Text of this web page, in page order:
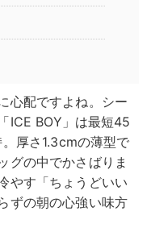
心配ですよね。シー
ICE BOY」は最短45
厚さ1.3cmの薄型で
グの中でかさばりま
やす「ちょうどいい
ずの朝の心強い味方